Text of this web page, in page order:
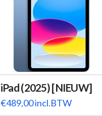
iPad (2025) [NIEUW]
€489,00incl.BTW